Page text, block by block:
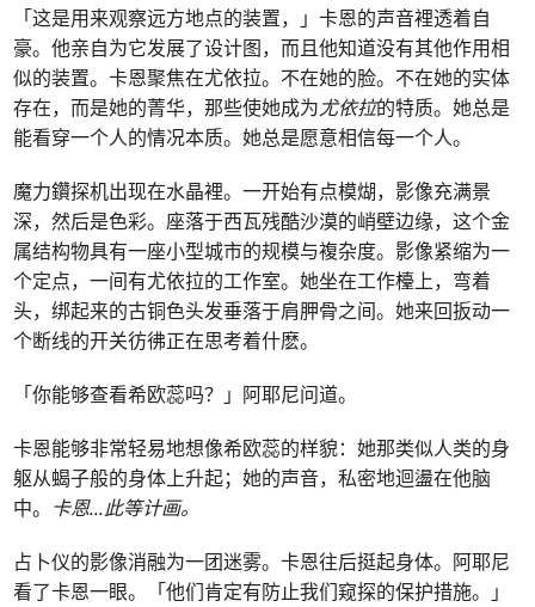
「这是用来观察远方地点的装置，」卡恩的声音裡透着自
豪。他亲自为它发展了设计图，而且他知道没有其他作用相
似的装置。卡恩聚焦在尤依拉。不在她的脸。不在她的实体
存在，而是她的菁华，那些使她成为尤依拉的特质。她总是
能看穿一个人的情况本质。她总是愿意相信每一个人。
魔力鑽探机出现在水晶裡。一开始有点模煳，影像充满景
深，然后是色彩。座落于西瓦残酷沙漠的峭壁边缘，这个金
属结构物具有一座小型城市的规模与複杂度。影像紧缩为一
个定点，一间有尤依拉的工作室。她坐在工作檯上，弯着
头，绑起来的古铜色头发垂落于肩胛骨之间。她来回扳动一
个断线的开关彷彿正在思考着什麽。
「你能够查看希欧蕊吗？」阿耶尼问道。
卡恩能够非常轻易地想像希欧蕊的样貌：她那类似人类的身
躯从蝎子般的身体上升起；她的声音，私密地迴盪在他脑
中。 卡恩...此等计画。
占卜仪的影像消融为一团迷雾。卡恩往后挺起身体。阿耶尼
看了卡恩一眼。「他们肯定有防止我们窥探的保护措施。」